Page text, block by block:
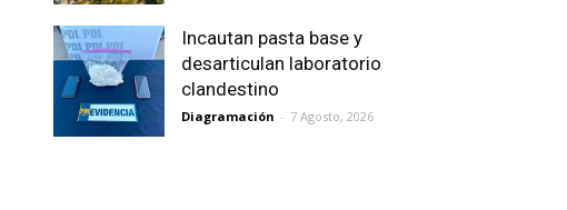
Incautan pasta base y
desarticulan laboratorio
clandestino
Diagramación - 7 Agosto, 2026